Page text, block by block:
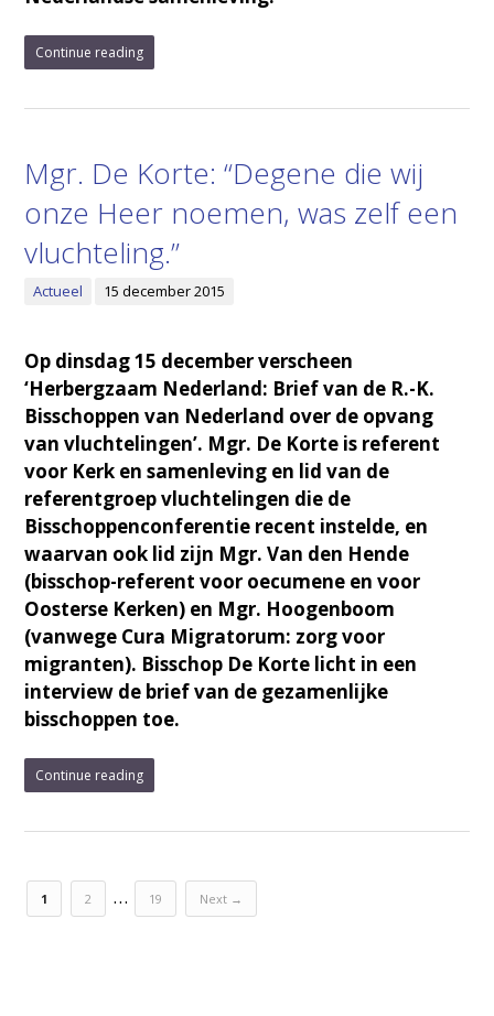
Continue reading
Mgr. De Korte: “Degene die wij
onze Heer noemen, was zelf een
vluchteling.”
Actueel 15 december 2015
Op dinsdag 15 december verscheen
‘Herbergzaam Nederland: Brief van de R.-K.
Bisschoppen van Nederland over de opvang
van vluchtelingen’. Mgr. De Korte is referent
voor Kerk en samenleving en lid van de
referentgroep vluchtelingen die de
Bisschoppenconferentie recent instelde, en
waarvan ook lid zijn Mgr. Van den Hende
(bisschop-referent voor oecumene en voor
Oosterse Kerken) en Mgr. Hoogenboom
(vanwege Cura Migratorum: zorg voor
migranten). Bisschop De Korte licht in een
interview de brief van de gezamenlijke
bisschoppen toe.
Continue reading
1 2 … 19 Next →